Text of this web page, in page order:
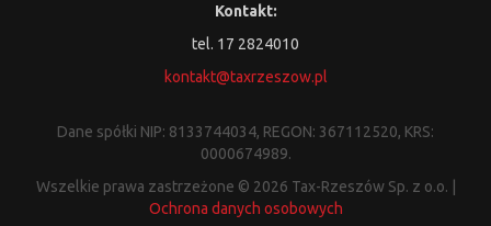
Kontakt:
tel. 17 2824010
kontakt@taxrzeszow.pl
Dane spółki NIP: 8133744034, REGON: 367112520, KRS:
0000674989.
Wszelkie prawa zastrzeżone © 2026 Tax-Rzeszów Sp. z o.o. |
Ochrona danych osobowych